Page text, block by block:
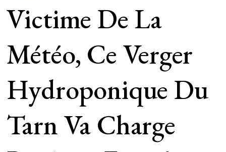
Victime De La
Météo, Ce Verger
Hydroponique Du
Tarn Va Charge